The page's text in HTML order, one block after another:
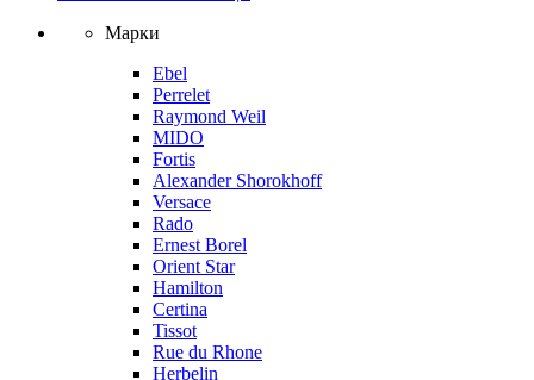
Марки
Ebel
Perrelet
Raymond Weil
MIDO
Fortis
Alexander Shorokhoff
Versace
Rado
Ernest Borel
Orient Star
Hamilton
Certina
Tissot
Rue du Rhone
Herbelin